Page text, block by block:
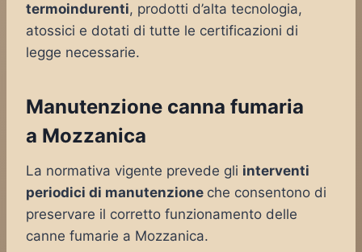
termoindurenti, prodotti d’alta tecnologia,
atossici e dotati di tutte le certificazioni di
legge necessarie.
Manutenzione canna fumaria
a Mozzanica
La normativa vigente prevede gli interventi
periodici di manutenzione che consentono di
preservare il corretto funzionamento delle
canne fumarie a Mozzanica.